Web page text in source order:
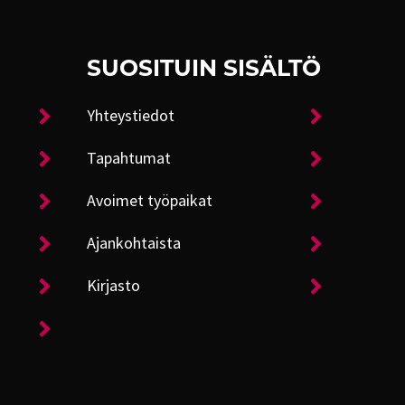
SUOSITUIN SISÄLTÖ
Yhteystiedot
Tapahtumat
Avoimet työpaikat
Ajankohtaista
Kirjasto